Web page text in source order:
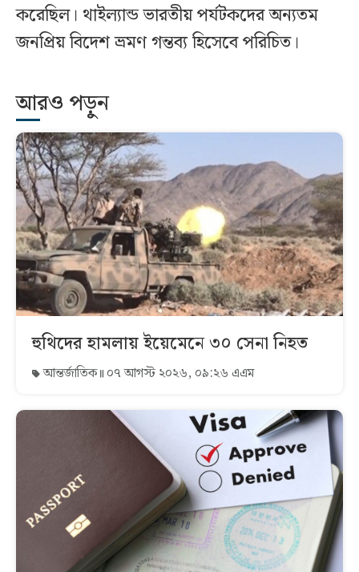
করেছিল। থাইল্যান্ড ভারতীয় পর্যটকদের অন্যতম
জনপ্রিয় বিদেশ ভ্রমণ গন্তব্য হিসেবে পরিচিত।
আরও পড়ুন
হুথিদের হামলায় ইয়েমেনে ৩০ সেনা নিহত
আন্তর্জাতিক ০৭ আগস্ট ২০২৬, ০৯:২৬ এএম